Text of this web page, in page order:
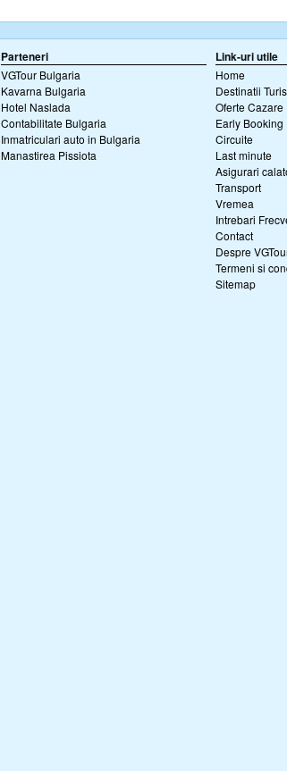
Parteneri
VGTour Bulgaria
Kavarna Bulgaria
Hotel Naslada
Contabilitate Bulgaria
Inmatriculari auto in Bulgaria
Manastirea Pissiota
Link-uri utile
Home
Destinatii
Oferte Cazare
Early Booking
Circuite
Last minute
Asigurari
Transport
Vremea
Intrebari
Contact
Despre
Termeni si
Sitemap